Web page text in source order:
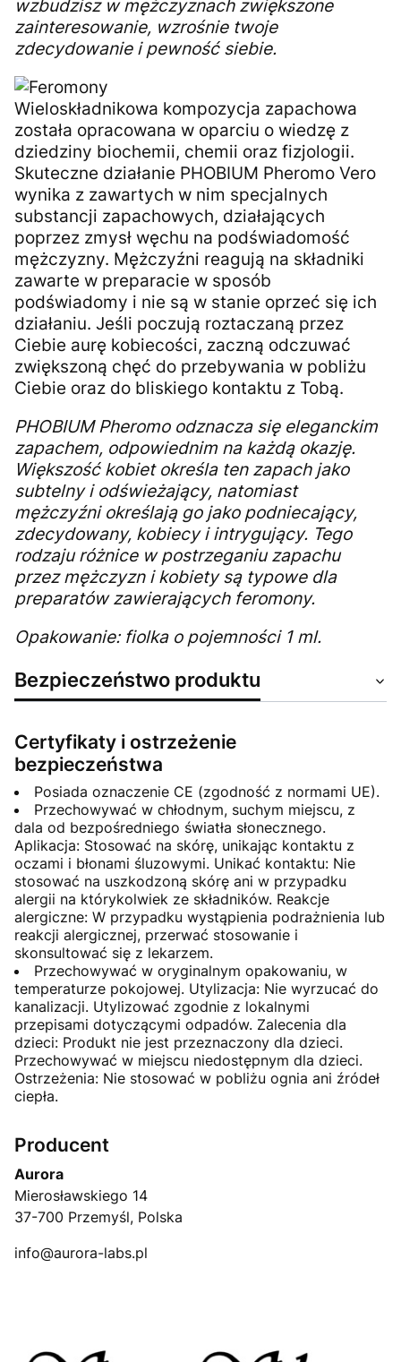
wzbudzisz w mężczyznach zwiększone
zainteresowanie, wzrośnie twoje
zdecydowanie i pewność siebie.
Wieloskładnikowa kompozycja zapachowa
została opracowana w oparciu o wiedzę z
dziedziny biochemii, chemii oraz fizjologii.
Skuteczne działanie PHOBIUM Pheromo Vero
wynika z zawartych w nim specjalnych
substancji zapachowych, działających
poprzez zmysł węchu na podświadomość
mężczyzny. Mężczyźni reagują na składniki
zawarte w preparacie w sposób
podświadomy i nie są w stanie oprzeć się ich
działaniu. Jeśli poczują roztaczaną przez
Ciebie aurę kobiecości, zaczną odczuwać
zwiększoną chęć do przebywania w pobliżu
Ciebie oraz do bliskiego kontaktu z Tobą.
PHOBIUM Pheromo odznacza się eleganckim
zapachem, odpowiednim na każdą okazję.
Większość kobiet określa ten zapach jako
subtelny i odświeżający, natomiast
mężczyźni określają go jako podniecający,
zdecydowany, kobiecy i intrygujący. Tego
rodzaju różnice w postrzeganiu zapachu
przez mężczyzn i kobiety są typowe dla
preparatów zawierających feromony.
Opakowanie: fiolka o pojemności 1 ml.
Bezpieczeństwo produktu
Certyfikaty i ostrzeżenie
bezpieczeństwa
Posiada oznaczenie CE (zgodność z normami UE).
Przechowywać w chłodnym, suchym miejscu, z
dala od bezpośredniego światła słonecznego.
Aplikacja: Stosować na skórę, unikając kontaktu z
oczami i błonami śluzowymi. Unikać kontaktu: Nie
stosować na uszkodzoną skórę ani w przypadku
alergii na którykolwiek ze składników. Reakcje
alergiczne: W przypadku wystąpienia podrażnienia lub
reakcji alergicznej, przerwać stosowanie i
skonsultować się z lekarzem.
Przechowywać w oryginalnym opakowaniu, w
temperaturze pokojowej. Utylizacja: Nie wyrzucać do
kanalizacji. Utylizować zgodnie z lokalnymi
przepisami dotyczącymi odpadów. Zalecenia dla
dzieci: Produkt nie jest przeznaczony dla dzieci.
Przechowywać w miejscu niedostępnym dla dzieci.
Ostrzeżenia: Nie stosować w pobliżu ognia ani źródeł
ciepła.
Producent
Aurora
Mierosławskiego 14
37-700 Przemyśl, Polska
info@aurora-labs.pl